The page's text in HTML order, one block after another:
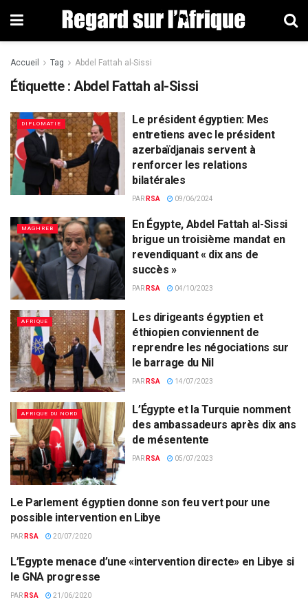
Accueil Tag Abdel Fattah al-Sissi
Étiquette : Abdel Fattah al-Sissi
DIPLOMATIE
Le président égyptien: Mes
entretiens avec le président
azerbaïdjanais servent à
renforcer les relations
bilatérales
PAR RSA 09/06/2024
MAGHREB
En Égypte, Abdel Fattah al-Sissi
brigue un troisième mandat en
revendiquant « dix ans de
succès »
PAR RSA 04/10/2023
AFRIQUE
Les dirigeants égyptien et
éthiopien conviennent de
reprendre les négociations sur
le barrage du Nil
PAR RSA 14/07/2023
AFRIQUE DU NORD
L’Égypte et la Turquie nomment
des ambassadeurs après dix ans
de mésentente
PAR RSA 05/07/2023
AFRIQUE DU NORD
Le Parlement égyptien donne son feu vert pour une
possible intervention en Libye
PAR RSA 20/07/2020
AFRIQUE DU NORD
L’Egypte menace d’une «intervention directe» en Libye si
le GNA progresse
PAR RSA 21/06/2020